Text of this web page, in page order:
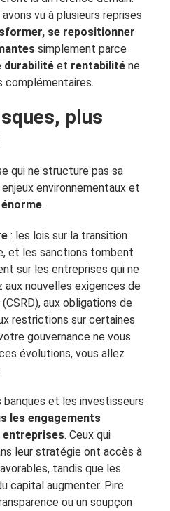
avons vu à plusieurs reprises
se repositionner
simplement parce
durabilité et rentabilité ne
complémentaires.
plus
qui ne structure pas sa
environnementaux et
.
: les lois sur la transition
et les sanctions tombent
sur les entreprises qui ne
aux nouvelles exigences de
aux obligations de
restrictions sur certaines
gouvernance ne vous
évolutions, vous allez
banques et les investisseurs
les engagements
entreprises. Ceux qui
leur stratégie ont accès à
tandis que les
capital augmenter. Pire
ou un soupçon